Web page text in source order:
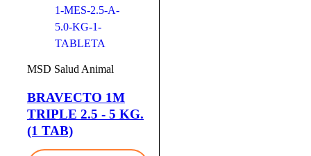
MSD Salud Animal
BRAVECTO 1M
TRIPLE 2.5 - 5 KG.
(1 TAB)